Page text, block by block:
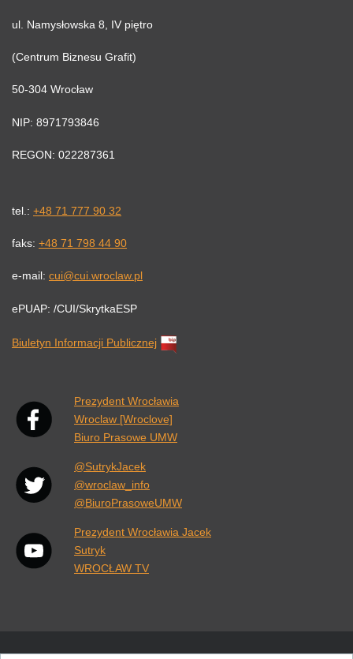
ul. Namysłowska 8, IV piętro
(Centrum Biznesu Grafit)
50-304 Wrocław
NIP: 8971793846
REGON: 022287361
tel.: +48 71 777 90 32
faks: +48 71 798 44 90
e-mail: cui@cui.wroclaw.pl
ePUAP: /CUI/SkrytkaESP
Biuletyn Informacji Publicznej
Prezydent Wrocławia
Wroclaw [Wroclove]
Biuro Prasowe UMW
@SutrykJacek
@wroclaw_info
@BiuroPrasoweUMW
Prezydent Wrocławia Jacek
Sutryk
WROCŁAW TV